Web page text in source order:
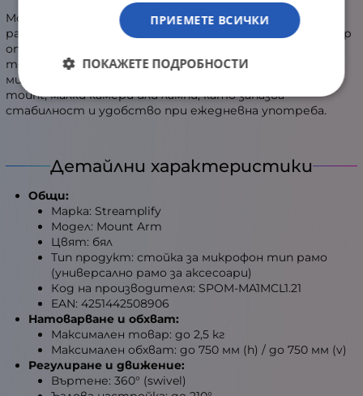
Mount Arm White идва с преходници/болтове за
различни резби, така че да е съвместим с широк набор
от микрофонни държачи и аксесоари. Максималният
товар до 2,5 кг позволява монтаж не само на леки
микрофони, но и на по-солидни комбинации с shock
mount, малки камери или лампи, като запазва
стабилност и удобство при ежедневна употреба.
Детайлни характеристики
Общи:
Марка: Streamplify
Модел: Mount Arm
Цвят: бял
Тип продукт: стойка за микрофон тип рамо
(универсално рамо за аксесоари)
Код на производителя: SPOM-MA1MCL1.21
EAN: 4251442508906
Натоварване и обхват:
Максимален товар: до 2,5 кг
Максимален обхват: до 750 мм (h) / до 750 мм (v)
Регулиране и движение:
Въртене: 360° (swivel)
ПРИЕМЕТЕ ВСИЧКИ
ПОКАЖЕТЕ ПОДРОБНОСТИ